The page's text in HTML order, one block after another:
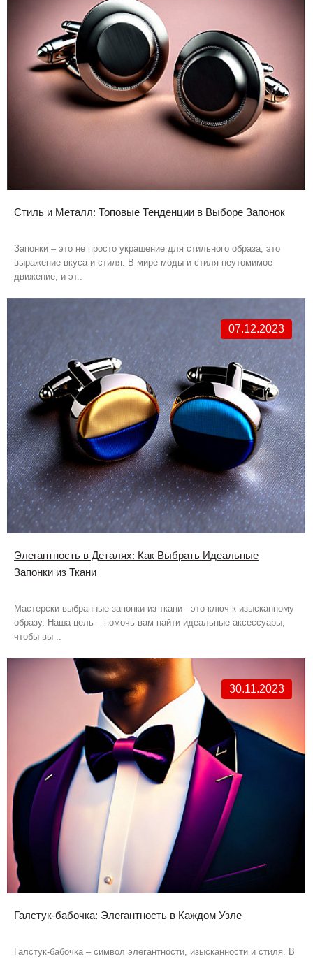
Стиль и Металл: Топовые Тенденции в Выборе Запонок
Запонки – это не просто украшение для стильного образа, это
выражение вкуса и стиля. В мире моды и стиля неутомимое
движение, и эт..
07.12.2023
Элегантность в Деталях: Как Выбрать Идеальные
Запонки из Ткани
Мастерски выбранные запонки из ткани - это ключ к изысканному
образу. Наша цель – помочь вам найти идеальные аксессуары,
чтобы вы ..
30.11.2023
Галстук-бабочка: Элегантность в Каждом Узле
Галстук-бабочка – символ элегантности, изысканности и стиля. В